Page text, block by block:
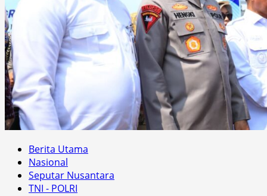
Berita Utama
Nasional
Seputar Nusantara
TNI - POLRI